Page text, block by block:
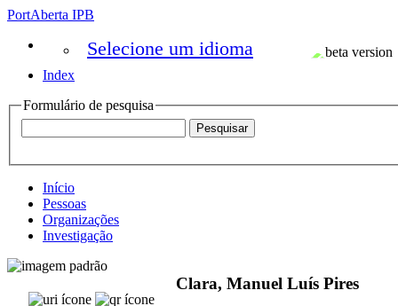
PortAberta IPB
Selecione um idioma
Index
Formulário de pesquisa
Início
Pessoas
Organizações
Investigação
Clara, Manuel Luís Pires